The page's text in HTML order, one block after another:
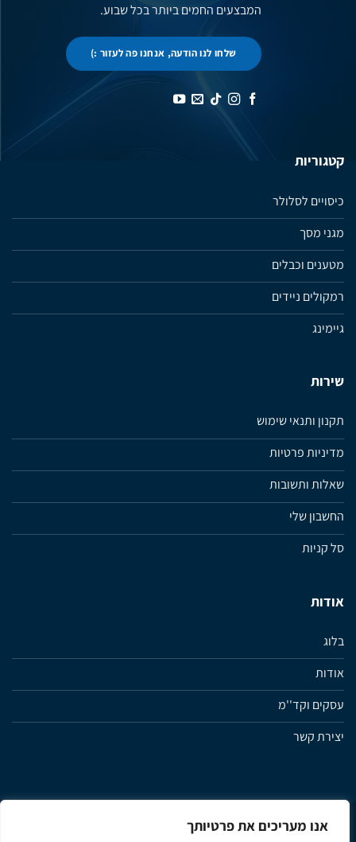
אנו מעריכים את פרטיותך
המבצעים החמים ביותר בכל שבוע.
שלחו לנו הודעה, אנחנו פה לעזור :)
קטגוריות
כיסויים לסלולר
מגני מסך
מטענים וכבלים
רמקולים ניידים
גיימינג
שירות
תקנון ותנאי שימוש
מדיניות פרטיות
שאלות ותשובות
החשבון שלי
סל קניות
אודות
בלוג
אודות
עסקים וקד''מ
יצירת קשר
מדיניות פרטיות תנאי שימוש ותקנון האתר